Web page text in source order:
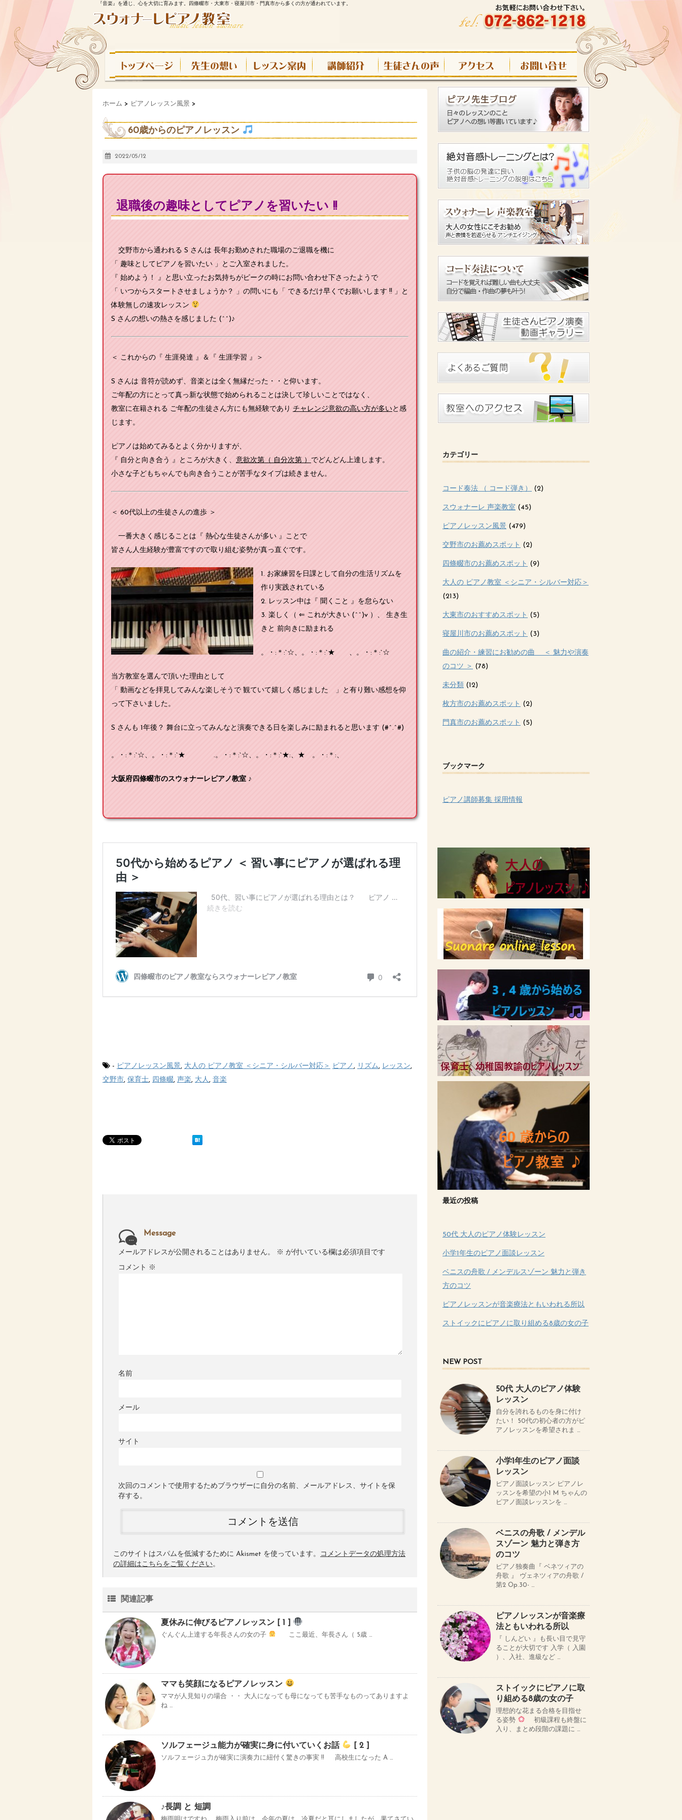
『音楽』を通じ、心を大切に育みます。四條畷市・大東市・寝屋川市・門真市から多くの方が通われています。
ホーム > ピアノレッスン風景 >
60歳からのピアノレッスン
2022/05/12
退職後の趣味としてピアノを習いたい !!
交野市から通われる S さんは 長年お勤めされた職場のご退職を機に
「 趣味としてピアノを習いたい 」とご入室されました。
『 始めよう！ 』と思い立ったお気持ちがピークの時にお問い合わせ下さったようで
「 いつからスタートさせましょうか？ 」の問いにも「 できるだけ早くでお願いします !! 」と
体験無しの速攻レッスン
S さんの想いの熱さを感じました (^^)♪
＜ これからの『 生涯発達 』＆『 生涯学習 』＞
S さんは 音符が読めず、音楽とは全く無縁だった・・と仰います。
ご年配の方にとって真っ新な状態で始められることは決して珍しいことではなく、
教室に在籍される ご年配の生徒さん方にも無経験であり チャレンジ意欲の高い方が多いと感
じます。
ピアノは始めてみるとよく分かりますが、
『 自分と向き合う 』ところが大きく、 意欲次第（ 自分次第 ） でどんどん上達します。
小さな子どもちゃんでも向き合うことが苦手なタイプは続きません。
＜ 60代以上の生徒さんの進歩 ＞
一番大きく感じることは『 熱心な生徒さんが多い 』ことで
皆さん人生経験が豊富ですので取り組む姿勢が真っ直ぐです。
1. お家練習を日課として自分の生活リズムを
作り実践されている
2. レッスン中は『 聞くこと 』を怠らない
3. 楽しく（ ⇐ これが大きい (^^)v ）、 生き生
きと 前向きに励まれる
。・:＊:`☆、。・:＊:`★ 、。・:＊:`☆
当方教室を選んで頂いた理由として
「 動画などを拝見してみんな楽しそうで 観ていて嬉しく感じました 」と有り難い感想を仰
って下さいました。
S さんも 1年後？ 舞台に立ってみんなと演奏できる日を楽しみに励まれると思います (#^.^#)
。・:＊:`☆、。・:＊:`★ .。・:＊:`☆、。・:＊:`★:、★ 。・:＊:、
大阪府四條畷市のスウォナーレピアノ教室 ♪
- ピアノレッスン風景, 大人の ピアノ教室 ＜シニア・シルバー対応＞ ピアノ , リズム, レッスン,
交野市, 保育士, 四條畷, 声楽, 大人 , 音楽
Message
メールアドレスが公開されることはありません。 ※ が付いている欄は必須項目です
コメント ※
名前
メール
サイト
次回のコメントで使用するためブラウザーに自分の名前、メールアドレス、サイトを保
存する。
このサイトはスパムを低減するために Akismet を使っています。
コメントデータの処理方法
の詳細はこちらをご覧ください。
関連記事
夏休みに伸びるピアノレッスン [ 1 ]
ぐんぐん上達する年長さんの女の子 ここ最近、年長さん（ 5歳 …
ママも笑顔になるピアノレッスン
ママが人見知りの場合 ・・ 大人になっても母になっても苦手なものってありますよ
ね …
ソルフェージュ能力が確実に身に付いていくお話 [ 2 ]
ソルフェージュ力が確実に演奏力に紐付く驚きの事実 !! 高校生になった A …
♪長調 と 短調
カテゴリー
コード奏法 （ コード弾き） (2)
スウォナーレ 声楽教室 (45)
ピアノレッスン風景 (479)
交野市のお薦めスポット (2)
四條畷市のお薦めスポット (9)
大人の ピアノ教室 ＜シニア・シルバー対応＞
(213)
大東市のおすすめスポット (5)
寝屋川市のお薦めスポット (3)
曲の紹介・練習にお勧めの曲 ＜ 魅力や演奏
のコツ ＞ (78)
未分類 (12)
枚方市のお薦めスポット (2)
門真市のお薦めスポット (5)
ブックマーク
ピアノ講師募集 採用情報
最近の投稿
50代 大人のピアノ体験レッスン
小学1年生のピアノ面談レッスン
ベニスの舟歌 / メンデルスゾーン 魅力と弾き
方のコツ
ピアノレッスンが音楽療法ともいわれる所以
ストイックにピアノに取り組める8歳の女の子
NEW POST
50代 大人のピアノ体験
レッスン
自分を誇れるものを身に付け
たい！ 50代の初心者の方がピ
アノレッスンを希望されま …
小学1年生のピアノ面談
レッスン
ピアノ面談レッスン ピアノレ
ッスンを希望の小1 M ちゃんの
ピアノ面談レッスンを …
ベニスの舟歌 / メンデル
スゾーン 魅力と弾き方
のコツ
ピアノ独奏曲『 ベネツィアの
舟歌 』 ヴェネツィアの舟歌 /
第2 Op.30- …
ピアノレッスンが音楽療
法ともいわれる所以
『 しんどい 』も長い目で見守
ることが大切です 入学（ 入園
）、入社、進級など …
ストイックにピアノに取
り組める8歳の女の子
理想的な花まる合格を目指せ
る姿勢
初級課程も終盤に
入り、まとめ段階の課題に …